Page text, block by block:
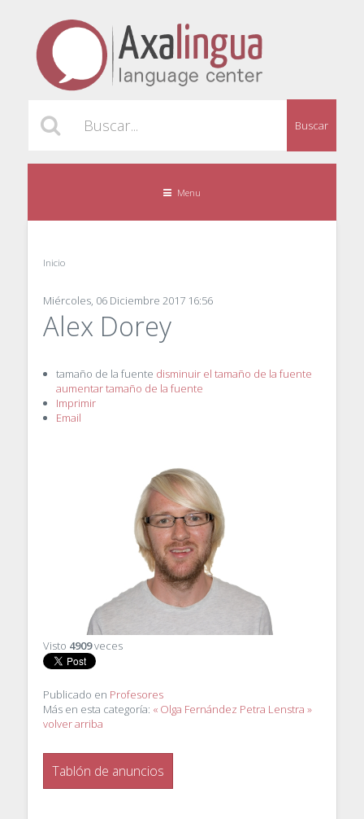
Buscar
Menu
Inicio
Miércoles, 06 Diciembre 2017 16:56
Alex Dorey
tamaño de la fuente disminuir el tamaño de la fuente
aumentar tamaño de la fuente
Imprimir
Email
Visto 4909veces
Publicado en Profesores
Más en esta categoría: « Olga Fernández Petra Lenstra »
volver arriba
Tablón de anuncios